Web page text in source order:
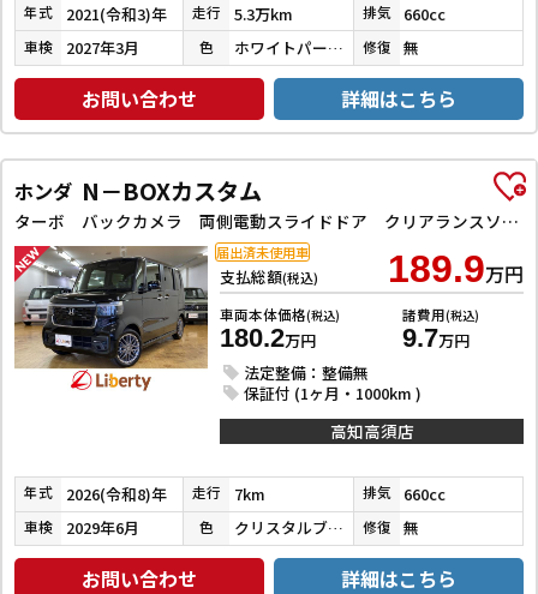
年式 2021(令和3)年 走行 5.3万km 排気 660cc
車検 2027年3月 色 ホワイトパール３コートパール 修復 無
お問い合わせ 詳細はこちら
ホンダ N－BOXカスタム
ターボ バックカメラ 両側電動スライドドア クリアランスソナー オートクルーズコントロール レーンアシスト 衝突被害軽減システム オートライト LEDヘッドランプ スマートキー アイドリングストップ
支払総額(税込) 189.9万円
車両本体価格(税込)
180.2万円
諸費用(税込)
9.7万円
法定整備：整備無
保証付 (1ヶ月・1000km )
届出済未使用車
高知高須店
年式 2026(令和8)年 走行 7km 排気 660cc
車検 2029年6月 色 クリスタルブラックパール 修復 無
お問い合わせ 詳細はこちら